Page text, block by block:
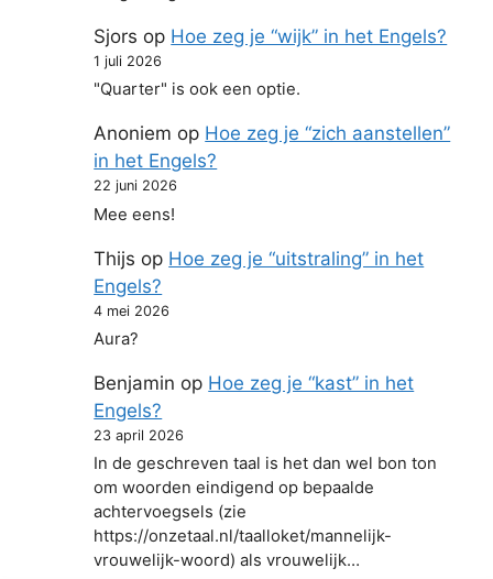
Sjors op Hoe zeg je “wijk” in het Engels?
1 juli 2026
"Quarter" is ook een optie.
Anoniem op Hoe zeg je “zich aanstellen”
in het Engels?
22 juni 2026
Mee eens!
Thijs op Hoe zeg je “uitstraling” in het
Engels?
4 mei 2026
Aura?
Benjamin op Hoe zeg je “kast” in het
Engels?
23 april 2026
In de geschreven taal is het dan wel bon ton
om woorden eindigend op bepaalde
achtervoegsels (zie
https://onzetaal.nl/taalloket/mannelijk-
vrouwelijk-woord) als vrouwelijk…